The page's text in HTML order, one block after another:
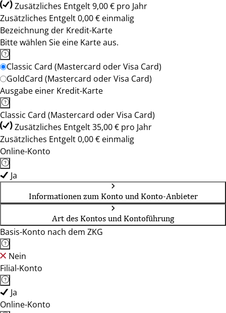
Zusätzliches Entgelt 9,00 € pro Jahr
Zusätzliches Entgelt 0,00 € einmalig
Bezeichnung der Kredit-Karte
Bitte wählen Sie eine Karte aus.
Classic Card (Mastercard oder Visa Card)
GoldCard (Mastercard oder Visa Card)
Ausgabe einer Kredit-Karte
Classic Card (Mastercard oder Visa Card)
Zusätzliches Entgelt 35,00 € pro Jahr
Zusätzliches Entgelt 0,00 € einmalig
Online-Konto
Ja
Informationen zum Konto und Konto-Anbieter
Art des Kontos und Kontoführung
Basis-Konto nach dem ZKG
Nein
Filial-Konto
Ja
Online-Konto